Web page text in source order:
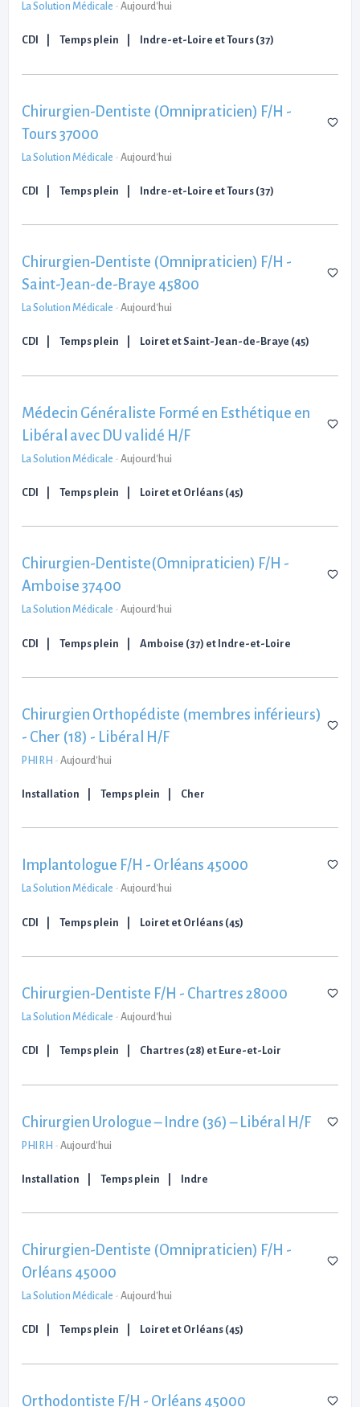
La Solution Médicale - Aujourd'hui
CDI Temps plein Indre-et-Loire et Tours (37)
Chirurgien-Dentiste (Omnipraticien) F/H -
Tours 37000
La Solution Médicale - Aujourd'hui
CDI Temps plein Indre-et-Loire et Tours (37)
Chirurgien-Dentiste (Omnipraticien) F/H -
Saint-Jean-de-Braye 45800
La Solution Médicale - Aujourd'hui
CDI Temps plein Loiret et Saint-Jean-de-Braye (45)
Médecin Généraliste Formé en Esthétique en
Libéral avec DU validé H/F
La Solution Médicale - Aujourd'hui
CDI Temps plein Loiret et Orléans (45)
Chirurgien-Dentiste(Omnipraticien) F/H -
Amboise 37400
La Solution Médicale - Aujourd'hui
CDI Temps plein Amboise (37) et Indre-et-Loire
Chirurgien Orthopédiste (membres inférieurs)
- Cher (18) - Libéral H/F
PHI RH - Aujourd'hui
Installation Temps plein Cher
Implantologue F/H - Orléans 45000
La Solution Médicale - Aujourd'hui
CDI Temps plein Loiret et Orléans (45)
Chirurgien-Dentiste F/H - Chartres 28000
La Solution Médicale - Aujourd'hui
CDI Temps plein Chartres (28) et Eure-et-Loir
Chirurgien Urologue – Indre (36) – Libéral H/F
PHI RH - Aujourd'hui
Installation Temps plein Indre
Chirurgien-Dentiste (Omnipraticien) F/H -
Orléans 45000
La Solution Médicale - Aujourd'hui
CDI Temps plein Loiret et Orléans (45)
Orthodontiste F/H - Orléans 45000